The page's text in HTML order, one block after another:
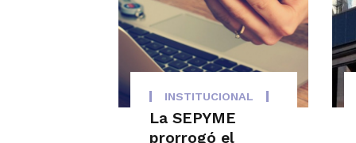
INSTITUCIONAL
La SEPYME
prorrogó el